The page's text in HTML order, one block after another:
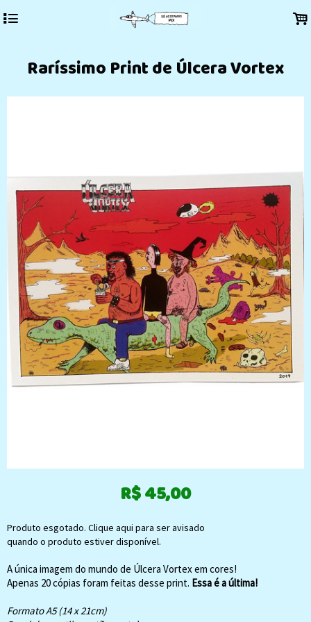
4 .
Raríssimo Print de Úlcera Vortex
R$45,00
Produto esgotado. Clique aqui para ser avisado
quando o produto estiver disponível.
A única imagem do mundo de Úlcera Vortex em cores!
Apenas 20 cópias foram feitas desse print. Essa é a última!
Formato A5 (14 x 21cm)